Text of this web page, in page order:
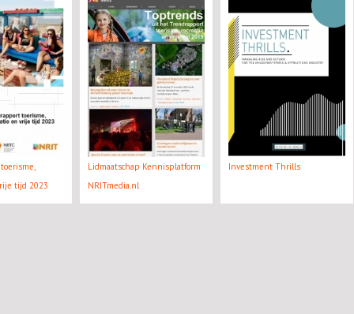
tijd 2023
Lidmaatschap Kennisplatform
NRITmedia.nl
Investment Thrills